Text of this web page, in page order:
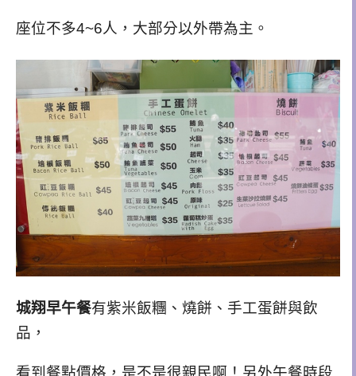
座位不多4~6人，大部分以外帶為主。
城翔早午餐有紫米飯糰、燒餅、手工蛋餅與飲
品，
看到餐點價格，是不是很親民啊！另外午餐時段